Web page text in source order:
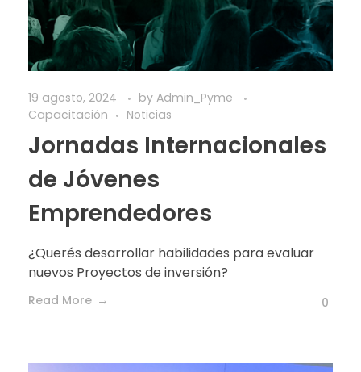
19 agosto, 2024 by Admin_Pyme
Capacitación
Noticias
Jornadas Internacionales
de Jóvenes
Emprendedores
¿Querés desarrollar habilidades para evaluar
nuevos Proyectos de inversión?
Read More 0